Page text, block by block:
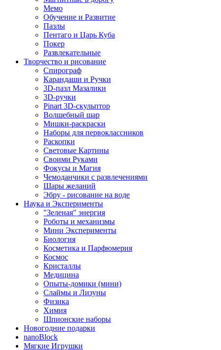
Мемо
Обучение и Развитие
Пазлы
Пентаго и Царь Куба
Покер
Развлекательные
Творчество и рисование
Спирограф
Карандаши и Ручки
3D-пазл Мазалики
3D-ручки
Pinart 3D-скульптор
Волшебный шар
Мишки-раскраски
Наборы для первоклассников
Раскопки
Световые Картины
Своими Руками
Фокусы и Магия
Чемоданчики с развлечениями
Шары желаний
Эбру - рисование на воде
Наука и Эксперименты
"Зеленая" энергия
Роботы и механизмы
Мини Эксперименты
Биология
Косметика и Парфюмерия
Космос
Кристаллы
Медицина
Опыты-домики (мини)
Слаймы и Лизуны
Физика
Химия
Шпионские наборы
Новогодние подарки
nanoBlock
Мягкие Игрушки